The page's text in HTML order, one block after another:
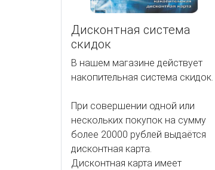
Дисконтная система
скидок
В нашем магазине действует
накопительная система скидок.
При совершении одной или
нескольких покупок на сумму
более 20000 рублей выдаётся
дисконтная карта.
Дисконтная карта имеет